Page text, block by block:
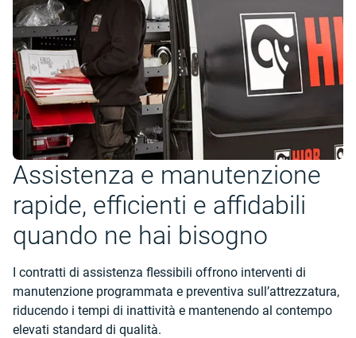
Assistenza e manutenzione
rapide, efficienti e affidabili
quando ne hai bisogno
I contratti di assistenza flessibili offrono interventi di
manutenzione programmata e preventiva sull’attrezzatura,
riducendo i tempi di inattività e mantenendo al contempo
elevati standard di qualità.